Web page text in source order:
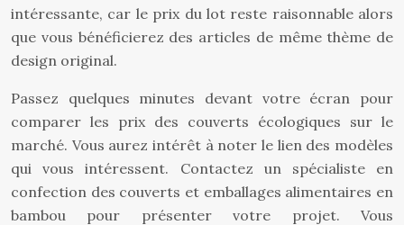
intéressante, car le prix du lot reste raisonnable alors
que vous bénéficierez des articles de même thème de
design original.
Passez quelques minutes devant votre écran pour
comparer les prix des couverts écologiques sur le
marché. Vous aurez intérêt à noter le lien des modèles
qui vous intéressent. Contactez un spécialiste en
confection des couverts et emballages alimentaires en
bambou pour présenter votre projet. Vous